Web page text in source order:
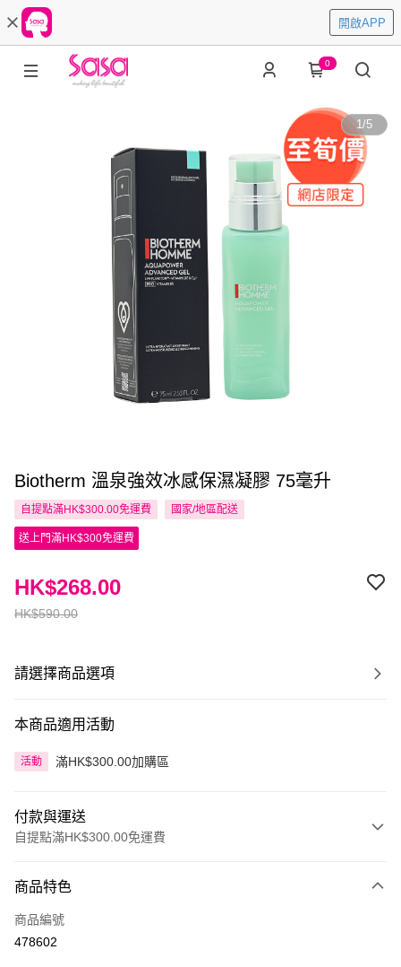
開啟APP
0
1/5
Biotherm 溫泉強效冰感保濕凝膠 75毫升
自提點滿HK$300.00免運費 國家/地區配送
送上門滿HK$300免運費
HK$590.00
HK$268.00
請選擇商品選項
本商品適用活動
活動 滿HK$300.00加購區
付款與運送
自提點滿HK$300.00免運費
信用卡
Apple Pay
商品特色
商品編號
478602